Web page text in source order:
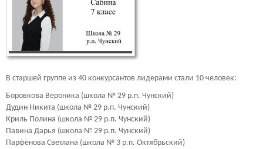
В старшей группе из 40 конкурсантов лидерами стали 10 человек:
Боровкова Вероника (школа № 29 р.п. Чунский)
Дудин Никита (школа № 29 р.п. Чунский)
Криль Полина (школа № 29 р.п. Чунский)
Павина Дарья (школа № 29 р.п. Чунский)
Парфёнова Светлана (школа № 3 р.п. Октябрьский)